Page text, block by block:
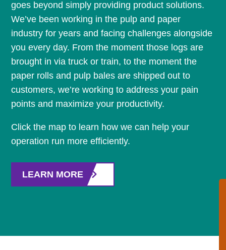
goes beyond simply providing product solutions.
We’ve been working in the pulp and paper
industry for years and facing challenges alongside
you every day. From the moment those logs are
brought in via truck or train, to the moment the
paper rolls and pulp bales are shipped out to
customers, we’re working to address your pain
points and maximize your productivity.
Click the map to learn how we can help your
operation run more efficiently.
LEARN MORE